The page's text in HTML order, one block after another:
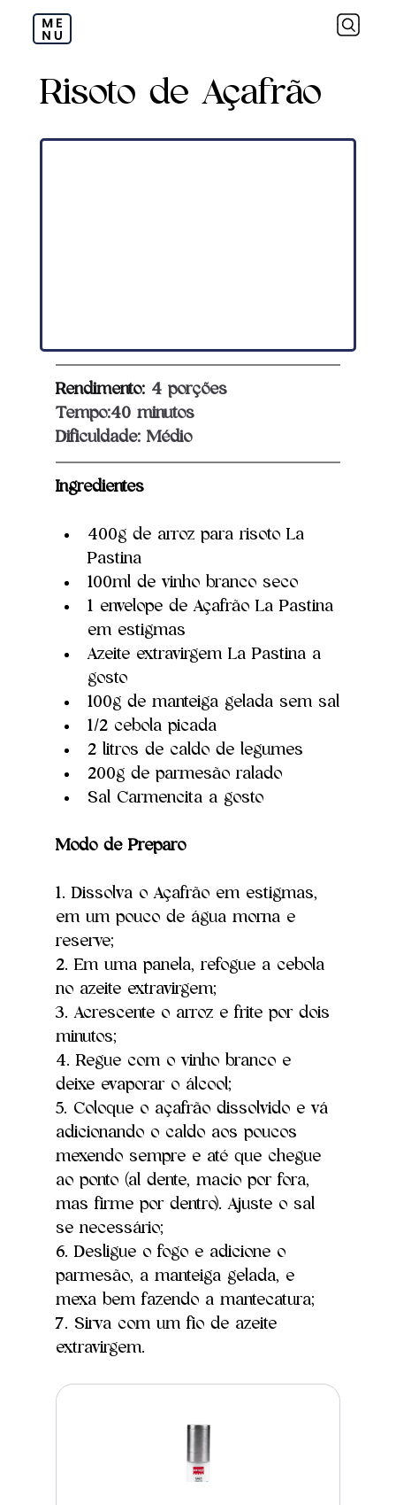
Risoto de Açafrão
Rendimento: 4 porções
Tempo:40 minutos
Dificuldade: Médio
Ingredientes
400g de arroz para risoto La
Pastina
100ml de vinho branco seco
1 envelope de Açafrão La Pastina
em estigmas
Azeite extravirgem La Pastina a
gosto
100g de manteiga gelada sem sal
1/2 cebola picada
2 litros de caldo de legumes
200g de parmesão ralado
Sal Carmencita a gosto
Modo de Preparo
1. Dissolva o Açafrão em estigmas,
em um pouco de água morna e
reserve;
2. Em uma panela, refogue a cebola
no azeite extravirgem;
3. Acrescente o arroz e frite por dois
minutos;
4. Regue com o vinho branco e
deixe evaporar o álcool;
5. Coloque o açafrão dissolvido e vá
adicionando o caldo aos poucos
mexendo sempre e até que chegue
ao ponto (al dente, macio por fora,
mas firme por dentro). Ajuste o sal
se necessário;
6. Desligue o fogo e adicione o
parmesão, a manteiga gelada, e
mexa bem fazendo a mantecatura;
7. Sirva com um fio de azeite
extravirgem.